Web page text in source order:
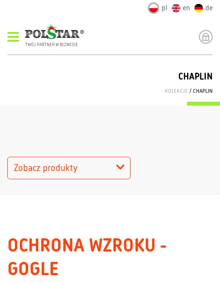
pl en de
TWÓJ PARTNER W BIZNESIE
CHAPLIN
KOLEKCJE / CHAPLIN
Zobacz produkty
OCHRONA WZROKU -
GOGLE